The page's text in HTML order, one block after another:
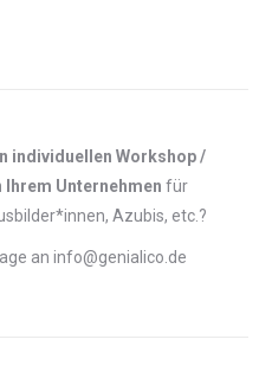
individuellen Workshop /
Unternehmen für
Azubis, etc.?
an info@genialico.de